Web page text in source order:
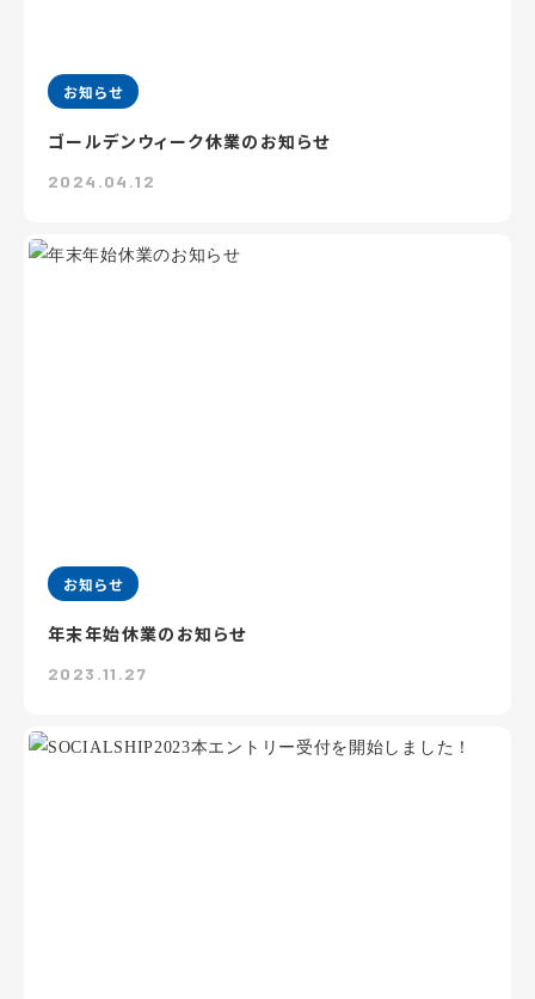
お知らせ
ゴールデンウィーク休業のお知らせ
2024.04.12
お知らせ
年末年始休業のお知らせ
2023.11.27